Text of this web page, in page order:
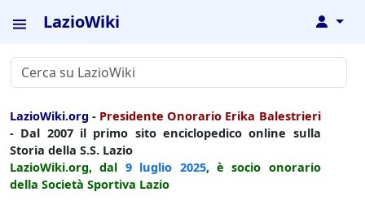
LazioWiki ↓
LazioWiki.org - Presidente Onorario Erika Balestrieri
- Dal 2007 il primo sito enciclopedico online sulla
Storia della S.S. Lazio
LazioWiki.org, dal 9 luglio 2025, è socio onorario
della Società Sportiva Lazio